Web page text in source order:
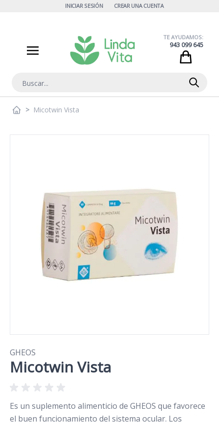
INICIAR SESIÓN CREAR UNA CUENTA
Buscar
TE AYUDAMOS:
943 099 645
> Micotwin Vista
GHEOS
Micotwin Vista
Es un suplemento alimenticio de GHEOS que favorece
el buen funcionamiento del sistema ocular. Los